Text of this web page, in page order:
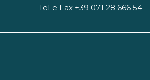
Tel e Fax +39 071 28 666 54